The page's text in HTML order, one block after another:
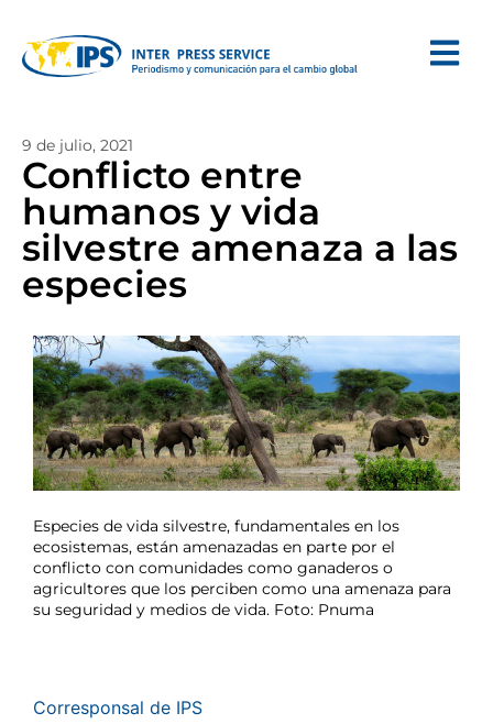
9 de julio, 2021
Conflicto entre
humanos y vida
silvestre amenaza a las
especies
Especies de vida silvestre, fundamentales en los
ecosistemas, están amenazadas en parte por el
conflicto con comunidades como ganaderos o
agricultores que los perciben como una amenaza para
su seguridad y medios de vida. Foto: Pnuma
Corresponsal de IPS